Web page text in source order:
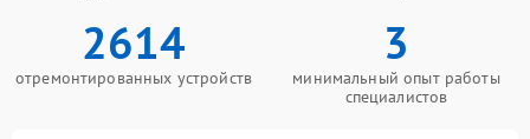
2614
отремонтированных устройств
3
минимальный опыт работы
специалистов